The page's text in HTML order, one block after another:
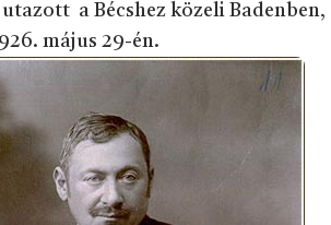
a Bécshez közeli Badenben,
május 29-én.